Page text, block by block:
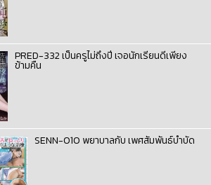
PRED-332 เป็นครูไม่ถึงปี เจอนักเรียนดีเพียง
ข้ามคืน
SENN-010 พยาบาลกับ เพศสัมพันธ์บำบัด